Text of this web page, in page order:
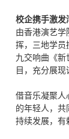
校企携手激发
由香港演艺
挥，三地学员
九交响曲《
目，充分展现
借音乐凝聚人
的年轻人，
持续发展，有